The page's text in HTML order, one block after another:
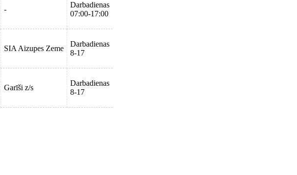
-
Darbadienas
07:00-17:00
SIA Aizupes Zeme
Darbadienas
8-17
Garīši z/s
Darbadienas
8-17